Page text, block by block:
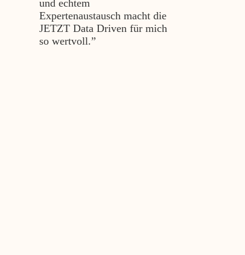
und echtem
Expertenaustausch macht die
JETZT Data Driven für mich
so wertvoll.”